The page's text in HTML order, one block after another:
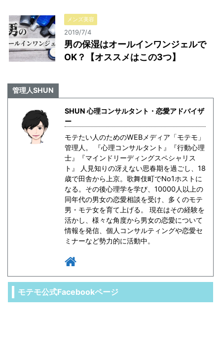
メンズ美容
2019/7/4
男の保湿はオールインワンジェルで
OK？【オススメはこの3つ】
管理人SHUN
SHUN 心理コンサルタント・恋愛アドバイザ
ー
モテたい人のためのWEBメディア「モテモ」
管理人。 『心理コンサルタント』『行動心理
士』『マインドリーディングスペシャリス
ト』 人見知りの冴えない思春期を過ごし、18
歳で田舎から上京。歌舞伎町でNo1ホストに
なる。その後心理学を学び、10000人以上の
同年代の男女の恋愛相談を受け、多くのモテ
男・モテ女を育て上げる。 現在はその経験を
活かし、様々な角度から男女の恋愛について
情報を発信、個人コンサルティングや恋愛セ
ミナーなど勢力的に活動中。
モテモ公式Facebookページ